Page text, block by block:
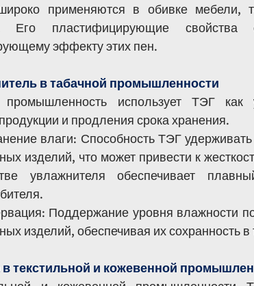
применяются в обивке мебели,
Его пластифицирующие свойства
эффекту этих пен.
в табачной промышленности
промышленность использует ТЭГ
и продления срока хранения.
влаги: Способность ТЭГ
изделий, что может привести к
увлажнителя обеспечивает
Поддержание уровня влажности
изделий, обеспечивая их сохранность
в текстильной и кожевенной